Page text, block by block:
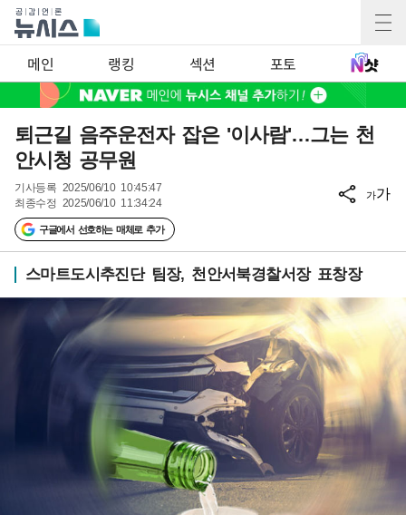
메인 랭킹 섹션 포토
퇴근길 음주운전자 잡은 '이사람'…그는 천
안시청 공무원
기사등록 2025/06/10 10:45:47
최종수정 2025/06/10 11:34:24
구글에서 선호하는 매체로 추가
가가
스마트도시추진단 팀장, 천안서북경찰서장 표창장